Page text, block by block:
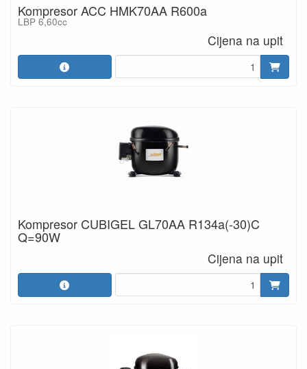
Kompresor ACC HMK70AA R600a
LBP 6,60cc
Cijena na upit
Kompresor CUBIGEL GL70AA R134a(-30)C
Q=90W
Cijena na upit